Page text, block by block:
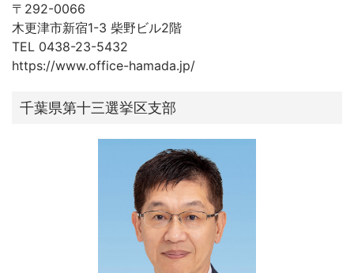
〒292-0066
木更津市新宿1-3 柴野ビル2階
TEL 0438-23-5432
https://www.office-hamada.jp/
千葉県第十三選挙区支部